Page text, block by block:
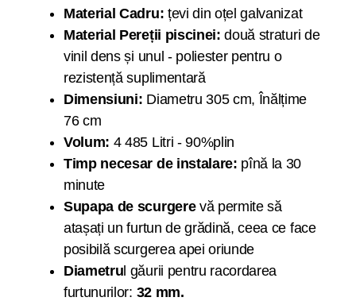
Material Cadru: țevi din oțel galvanizat
Material Pereții piscinei: două straturi de
vinil dens și unul - poliester pentru o
rezistență suplimentară
Dimensiuni: Diametru 305 cm, Înălțime
76 cm
Volum: 4 485 Litri - 90%plin
Timp necesar de instalare: pînă la 30
minute
Supapa de scurgerevă permite să
atașați un furtun de grădină, ceea ce face
posibilă scurgerea apei oriunde
Diametru l găurii pentru racordarea
furtunurilor: 32 mm.